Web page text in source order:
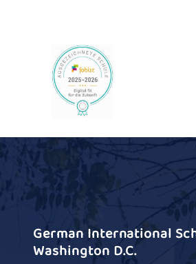
German International
Washington D.C.